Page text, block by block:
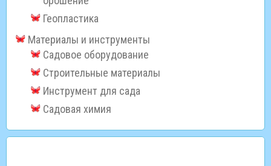
Геопластика
Материалы и инструменты
Садовое оборудование
Строительные материалы
Инструмент для сада
Садовая химия